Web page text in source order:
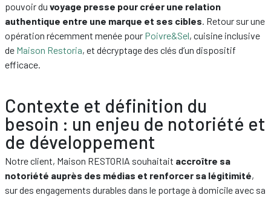
pouvoir du voyage presse pour créer une relation
authentique entre une marque et ses cibles. Retour sur une
opération récemment menée pour Poivre&Sel, cuisine inclusive
de Maison Restoria, et décryptage des clés d’un dispositif
efficace.
Contexte et définition du
besoin : un enjeu de notoriété et
de développement
Notre client, Maison RESTORIA souhaitait accroître sa
notoriété auprès des médias et renforcer sa légitimité,
sur des engagements durables dans le portage à domicile avec sa